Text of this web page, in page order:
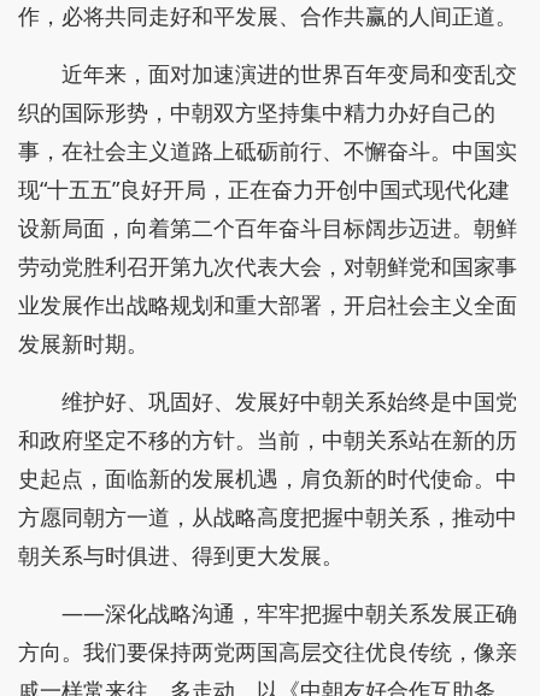
作，必将共同走好和平发展、合作共赢的人间正道。
近年来，面对加速演进的世界百年变局和变乱交
织的国际形势，中朝双方坚持集中精力办好自己的
事，在社会主义道路上砥砺前行、不懈奋斗。中国实
现“十五五”良好开局，正在奋力开创中国式现代化建
设新局面，向着第二个百年奋斗目标阔步迈进。朝鲜
劳动党胜利召开第九次代表大会，对朝鲜党和国家事
业发展作出战略规划和重大部署，开启社会主义全面
发展新时期。
维护好、巩固好、发展好中朝关系始终是中国党
和政府坚定不移的方针。当前，中朝关系站在新的历
史起点，面临新的发展机遇，肩负新的时代使命。中
方愿同朝方一道，从战略高度把握中朝关系，推动中
朝关系与时俱进、得到更大发展。
——深化战略沟通，牢牢把握中朝关系发展正确
方向。我们要保持两党两国高层交往优良传统，像亲
戚一样常来往、多走动。以《中朝友好合作互助条